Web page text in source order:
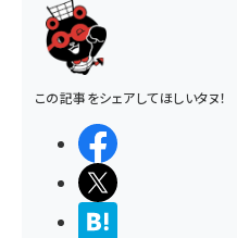
この記事をシェアしてほしいタヌ！